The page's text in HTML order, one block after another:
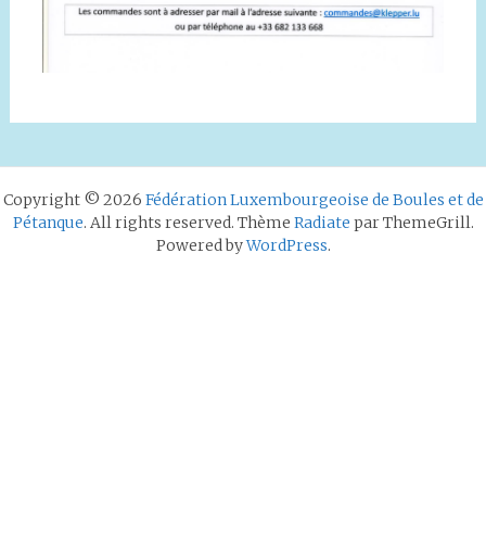
Copyright © 2026 Fédération Luxembourgeoise de Boules et de
Pétanque. All rights reserved. Thème Radiate par ThemeGrill.
Powered byWordPress.